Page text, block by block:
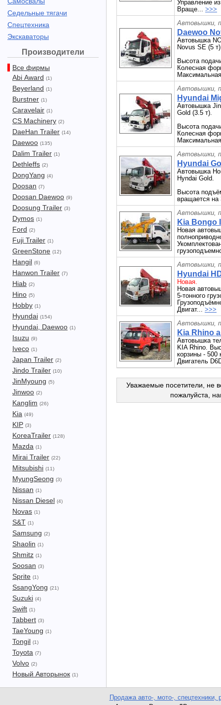
Седельные тягачи
Спецтехника
Экскаваторы
Производители
Все фирмы
Abi Award (1)
Beyerland (1)
Burstner (1)
Caravelair (1)
CS Machinery (2)
DaeHan Trailer (14)
Daewoo (135)
Dalim Trailer (1)
Dethleffs (2)
DongYang (4)
Doosan (7)
Doosan Daewoo (9)
Doosung Trailer (3)
Dymos (1)
Ford (2)
Fuji Trailer (1)
GreenStone (12)
Hangil (6)
Hanwon Trailer (7)
Hiab (2)
Hino (5)
Hobby (1)
Hyundai (154)
Hyundai, Daewoo (1)
Isuzu (9)
Iveco (1)
Japan Trailer (2)
Jindo Trailer (10)
JinMyoung (5)
Jinwoo (2)
Kanglim (26)
Kia (49)
KIP (3)
KoreaTrailer (128)
Mazda (1)
Mirai Trailer (22)
Mitsubishi (11)
MyungSeong (3)
Nissan (1)
Nissan Diesel (4)
Novas (1)
S&T (1)
Samsung (2)
Shaolin (1)
Shmitz (1)
Soosan (3)
Sprite (1)
SsangYong (21)
Suzuki (4)
Swift (1)
Tabbert (3)
TaeYoung (1)
Tongil (1)
Toyota (7)
Volvo (2)
Новый Авторынок (1)
Управление
Враще... >>>
Автовышки,
Daewoo
Автовышка
Novus SE (5
Высота
Колесная
Автовышки,
Hyundai
Автовышка
Gold (3.5 т).
Высота
Колесная
Автовышки,
Hyundai
Автовышка
Hyndai Gold.
Высота
вращается
Автовышки,
Kia Bongo
Новая
Автовышки,
Hyundai
Новая.
Новая
5-тонного
Двигат... >>>
Автовышки,
Kia Rhino
Автовышка
KIA Rhino.
корзины - 500
Двигатель
Уважаемые посетители, не
пожалуйста,
Продажа авто-, мото-, спецтехники,